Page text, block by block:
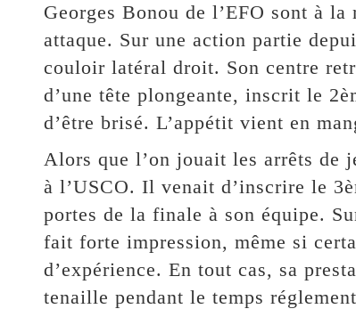
Georges Bonou de l’EFO sont à
attaque. Sur une action partie
couloir latéral droit. Son centre
d’une tête plongeante, inscrit le
d’être brisé. L’appétit vient en
Alors que l’on jouait les arrêts de
à l’USCO. Il venait d’inscrire le
portes de la finale à son équipe.
fait forte impression, même si
d’expérience. En tout cas, sa
tenaille pendant le temps